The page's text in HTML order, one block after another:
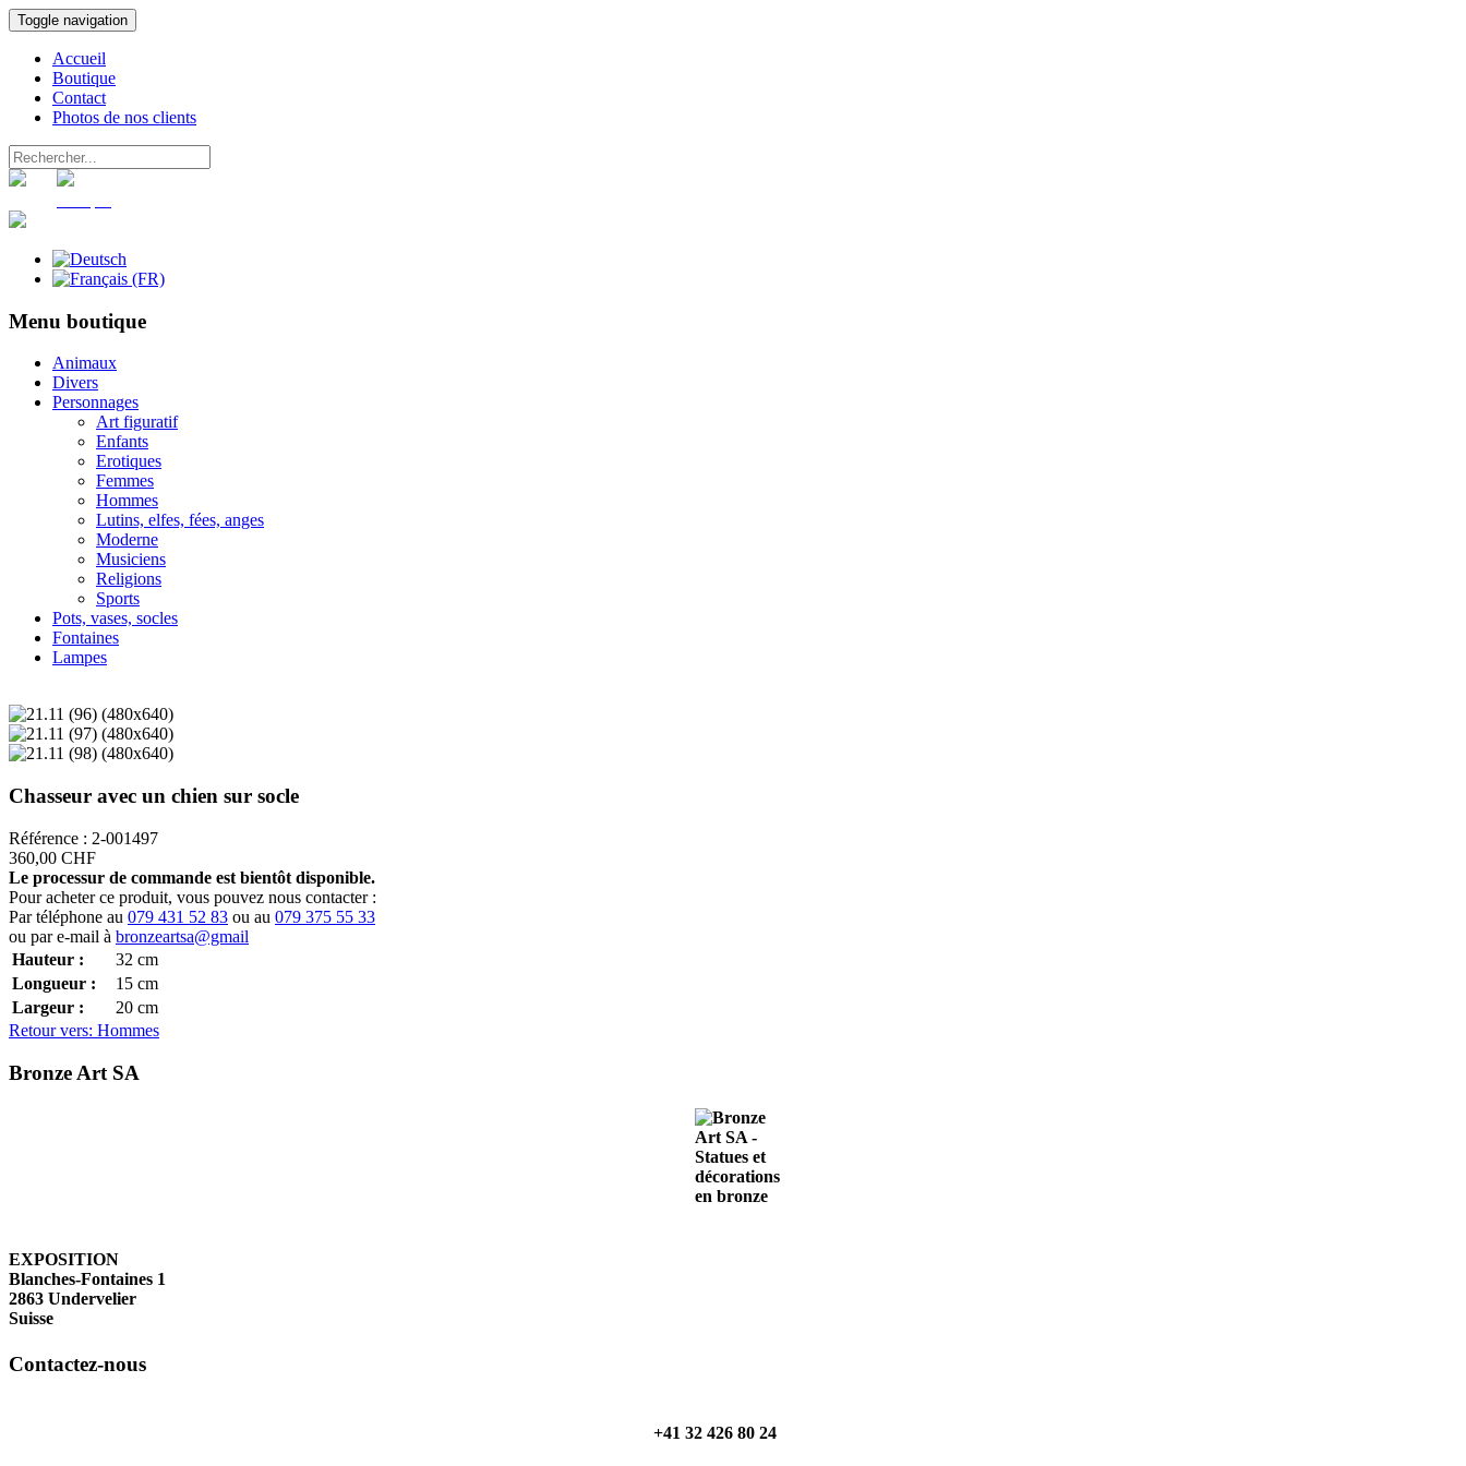
Toggle navigation
Accueil
Boutique
Contact
Photos de nos clients
Menu boutique
Animaux
Divers
Personnages
Art figuratif
Enfants
Erotiques
Femmes
Hommes
Lutins, elfes, fées, anges
Moderne
Musiciens
Religions
Sports
Pots, vases, socles
Fontaines
Lampes
Chasseur avec un chien sur socle
Référence : 2-001497
360,00 CHF
Le processur de commande est bientôt disponible.
Pour acheter ce produit, vous pouvez nous contacter :
Par téléphone au 079 431 52 83 ou au 079 375 55 33
ou par e-mail à bronzeartsa@gmail
Hauteur :
32 cm
Longueur :
15 cm
Largeur :
20 cm
Retour vers: Hommes
Bronze Art SA
EXPOSITION
Blanches-Fontaines 1
2863 Undervelier
Suisse
Contactez-nous
+41 32 426 80 24